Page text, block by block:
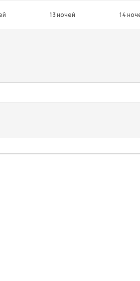
13 ночей 14